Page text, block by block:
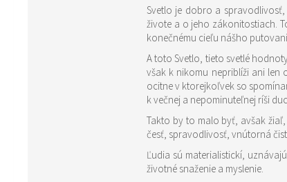
Svetlo je dobro a spravodlivosť,
živote a o jeho zákonitostiach. Toto sú svetlé hodnoty, toto je Svetlom každého ľudského bytia, za ktorým má človek kráčať a ktoré ho vždy a neomylne povedie nahor, ku
konečnému cieľu nášho
A toto Svetlo, tieto svetlé
však k nikomu nepriblíži ani len
ocitne v ktorejkoľvek so
k večnej a nepominuteľnej ríši
Takto by to malo byť, avšak
česť, spravodlivosť, vnútorná
Ľudia sú materialistickí,
životné snaženie a myslenie.